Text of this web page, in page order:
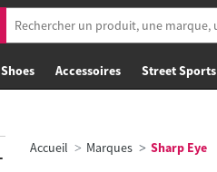
Shoes Accessoires Street Sports
Accueil Marques Sharp Eye